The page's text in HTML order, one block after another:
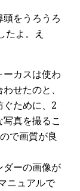
をうろうろ
たよ。え
カスは使わ
せたのと、
ぐために、2
真を撮るこ
で画質が良
ダーの画像が
ニュアルで